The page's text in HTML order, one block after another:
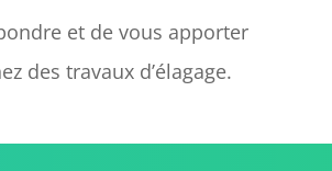
et de vous apporter
des travaux d’élagage.